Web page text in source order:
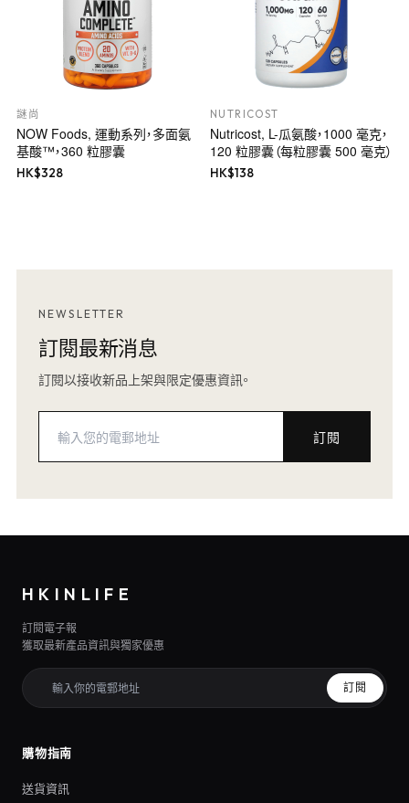
謎尚
NOW Foods, 運動系列，多面氨
基酸™，360 粒膠囊
HK$328
NUTRICOST
Nutricost, L-瓜氨酸，1000 毫克，
120 粒膠囊（每粒膠囊 500 毫克）
HK$138
NEWSLETTER
訂閱最新消息
訂閱以接收新品上架與限定優惠資訊。
訂閱
HKINLIFE
訂閱電子報
獲取最新產品資訊與獨家優惠
訂閱
購物指南
送貨資訊